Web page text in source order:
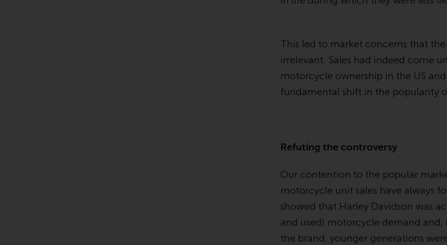
This led to market concerns that
irrelevant. Sales had indeed come
motorcycle ownership in the US
fundamental shift in the popularity
Refuting the controversy
Our contention to the popular
motorcycle unit sales have always
showed that Harley Davidson was
and used) motorcycle demand
the brand, younger generations